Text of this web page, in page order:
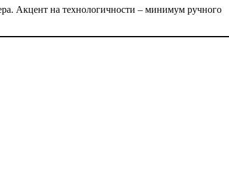
Акцент на технологичности – минимум ручного